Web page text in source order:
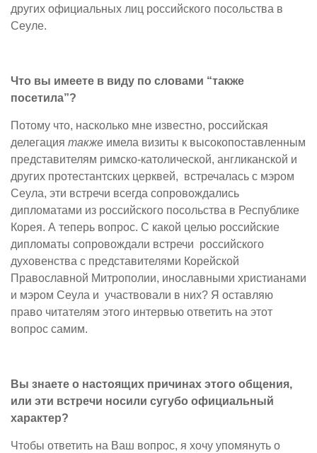
других официальных лиц российского посольства в
Сеуле.
Что вы имеете в виду по словами “также
посетила”?
Потому что, насколько мне известно, российская
делегация также имела визиты к высокопоставленным
представителям римско-католической, англиканской и
других протестантских церквей, встречалась с мэром
Сеула, эти встречи всегда сопровождались
дипломатами из российского посольства в Республике
Корея. А теперь вопрос. С какой целью российские
дипломаты сопровождали встречи российского
духовенства с представителями Корейской
Православной Митрополии, инославными христианами
и мэром Сеула и участвовали в них? Я оставляю
право читателям этого интервью ответить на этот
вопрос самим.
Вы знаете о настоящих причинах этого общения,
или эти встречи носили сугубо официальный
характер?
Чтобы ответить на Ваш вопрос, я хочу упомянуть о